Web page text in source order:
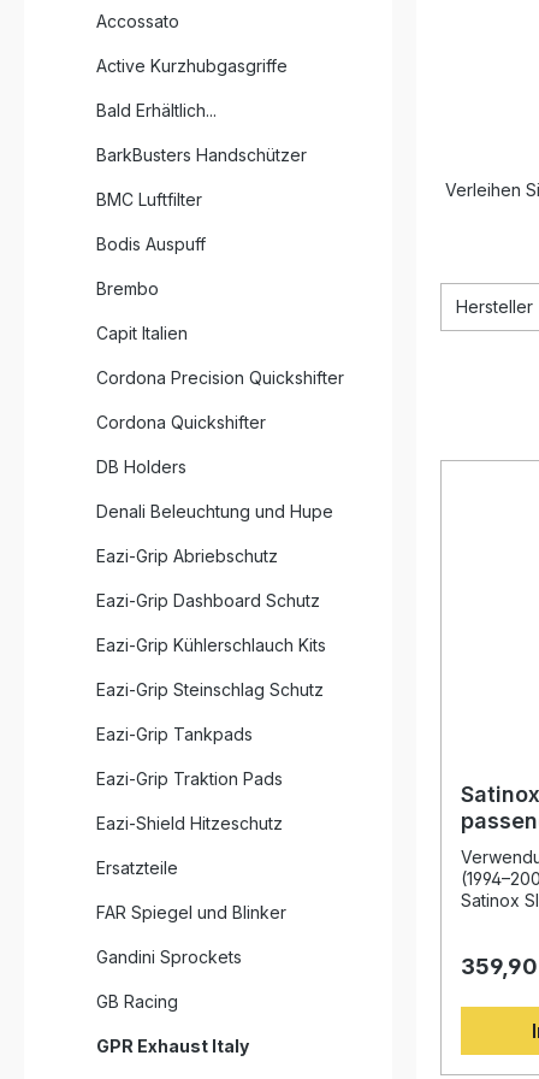
Accossato
Active Kurzhubgasgriffe
Bald Erhältlich...
BarkBusters Handschützer
BMC Luftfilter
Bodis Auspuff
Brembo
Capit Italien
Cordona Precision Quickshifter
Cordona Quickshifter
DB Holders
Denali Beleuchtung und Hupe
Eazi-Grip Abriebschutz
Eazi-Grip Dashboard Schutz
Eazi-Grip Kühlerschlauch Kits
Eazi-Grip Steinschlag Schutz
Eazi-Grip Tankpads
Eazi-Grip Traktion Pads
Eazi-Shield Hitzeschutz
Ersatzteile
FAR Spiegel und Blinker
Gandini Sprockets
GB Racing
GPR Exhaust Italy
Verleihen
Hersteller
1994-
Satinox
Leistung,
und
von